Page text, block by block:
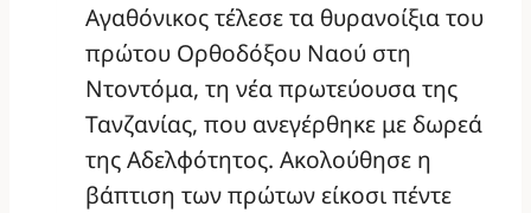
Αγαθόνικος τέλεσε τα θυρανοίξια του
πρώτου Ορθοδόξου Ναού στη
Ντοντόμα, τη νέα πρωτεύουσα της
Τανζανίας, που ανεγέρθηκε με δωρεά
της Αδελφότητος. Ακολούθησε η
βάπτιση των πρώτων είκοσι πέντε